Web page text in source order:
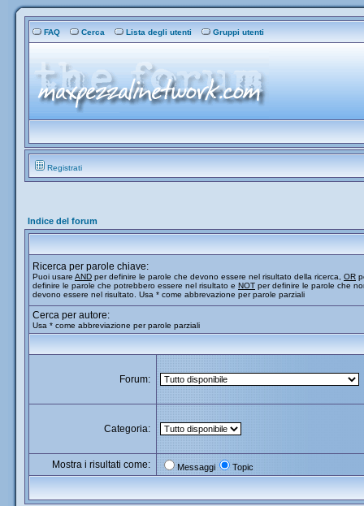
FAQ Cerca Lista degli utenti Gruppi utenti
Registrati
Indice del forum
Ricerca per parole chiave:
Puoi usare AND per definire le parole che devono essere nel risultato della ricerca, OR
definire le parole che potrebbero essere nel risultato e NOT per definire le parole che
devono essere nel risultato. Usa * come abbrevazione per parole parziali
Cerca per autore:
Usa * come abbreviazione per parole parziali
Forum:
Categoria:
Mostra i risultati come: Messaggi Topic